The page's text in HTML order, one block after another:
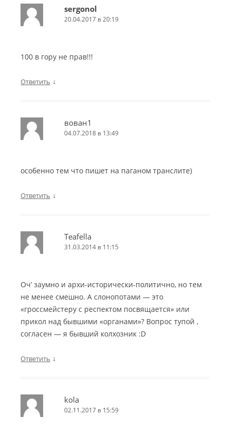
sergonol
20.04.2017 в 20:19
100 в гору не прав!!!
Ответить ↓
вован1
04.07.2018 в 13:49
особенно тем что пишет на паганом транслите)
Ответить ↓
Teafella
31.03.2014 в 11:15
Оч’ заумно и архи-исторически-политично, но тем
не менее смешно. А слонопотами — это
«гроссмейстеру с респектом посвящается» или
прикол над бывшими «органами»? Вопрос тупой ,
согласен — я бывший колхозник :D
Ответить ↓
kola
02.11.2017 в 15:59